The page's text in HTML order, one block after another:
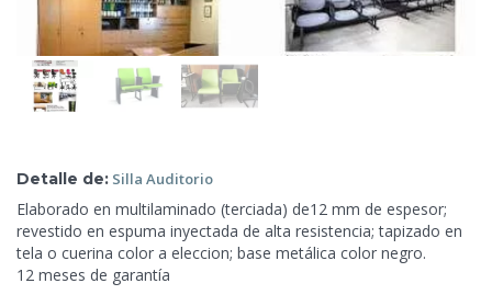
Detalle de: Silla Auditorio
Elaborado en multilaminado (terciada) de12 mm de espesor;
revestido en espuma inyectada de alta resistencia; tapizado en
tela o cuerina color a eleccion; base metálica color negro.
12 meses de garantía